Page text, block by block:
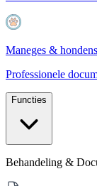
Maneges &
Professionele
Functies
Behandeling &